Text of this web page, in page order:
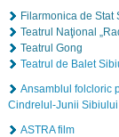
Filarmonica de Stat
Teatrul Naţional
Teatrul Gong
Teatrul de Balet
Ansamblul folcloric
Cindrelul-Junii Sibiului
ASTRA film